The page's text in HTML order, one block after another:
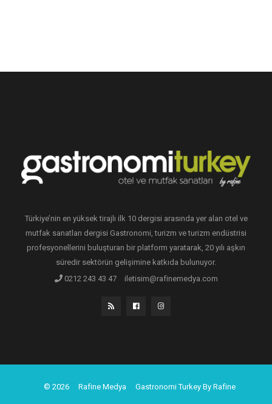
Türkiye’nin en yüksek tirajlı ilk 10 dergisi arasında yer alan otel ve
mutfak sanatları dergisi Gastronomi, turizm ve turizm endüstrisi
profesyonellerini buluşturan bir platform yaratarak, 20 yılı aşkın
süredir sektörün gelişimine katkıda bulunuyor.
0212 243 43 47
iletisim@rafinemedya.com
© 2026 Rafine Medya Gastronomi Turkey By Rafine